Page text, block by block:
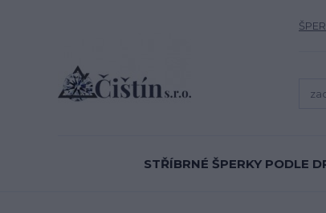
STŘÍBRNÉ ŠPERKY PODLE